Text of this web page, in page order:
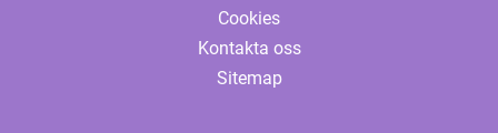
Cookies
Kontakta oss
Sitemap